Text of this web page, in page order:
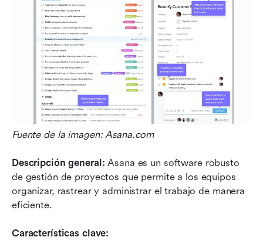
Fuente de la imagen: Asana.com
Descripción general: Asana es un software robusto
de gestión de proyectos que permite a los equipos
organizar, rastrear y administrar el trabajo de manera
eficiente.
Características clave: